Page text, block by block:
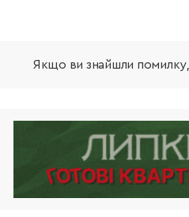
Якщо ви знайшли помилку,